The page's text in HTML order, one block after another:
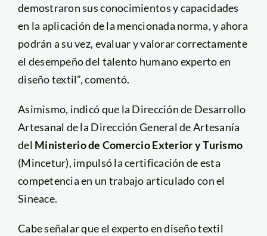
demostraron sus conocimientos y capacidades
en la aplicación de la mencionada norma, y ahora
podrán a su vez, evaluar y valorar correctamente
el desempeño del talento humano experto en
diseño textil”, comentó.
Asimismo, indicó que la Dirección de Desarrollo
Artesanal de la Dirección General de Artesanía
del Ministerio de Comercio Exterior y Turismo
(Mincetur), impulsó la certificación de esta
competencia en un trabajo articulado con el
Sineace.
Cabe señalar que el experto en diseño textil